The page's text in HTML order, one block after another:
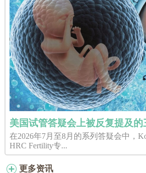
在2026年7月至8月的系列答疑会中，
HRC Fertility专...
更多资讯